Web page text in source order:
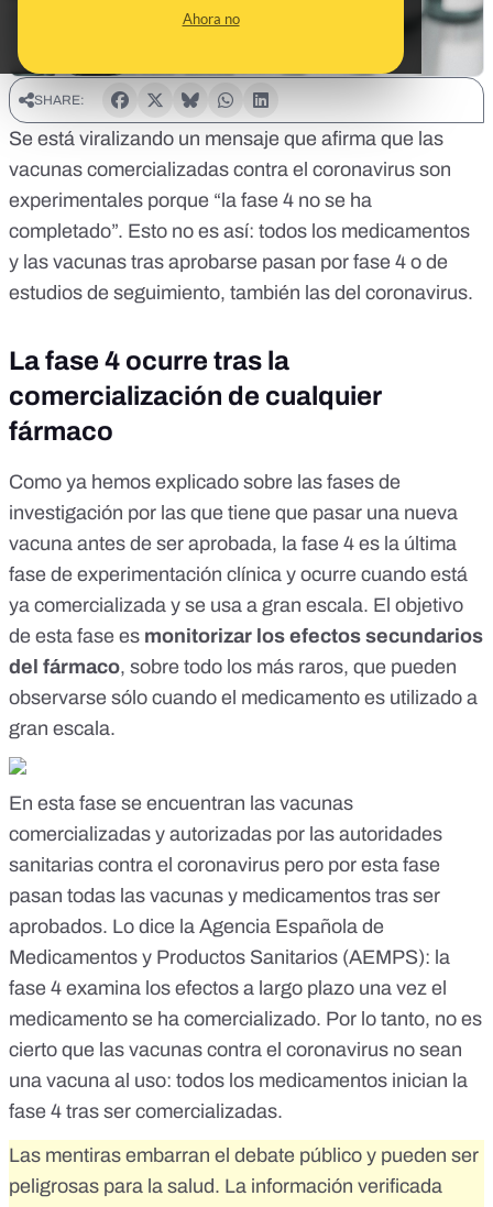
Ahora no
SHARE:
Se está viralizando un mensaje que afirma que las
vacunas comercializadas contra el coronavirus son
experimentales porque “la fase 4 no se ha
completado”. Esto no es así: todos los medicamentos
y las vacunas tras aprobarse pasan por fase 4 o de
estudios de seguimiento, también las del coronavirus.
La fase 4 ocurre tras la
comercialización de cualquier
fármaco
Como ya hemos explicado sobre las fases de
investigación por las que tiene que pasar una nueva
vacuna antes de ser aprobada, la fase 4 es la última
fase de experimentación clínica y ocurre cuando está
ya comercializada y se usa a gran escala. El objetivo
de esta fase es monitorizar los efectos secundarios
del fármaco, sobre todo los más raros, que pueden
observarse sólo cuando el medicamento es utilizado a
gran escala.
En esta fase se encuentran las vacunas
comercializadas y autorizadas por las autoridades
sanitarias contra el coronavirus pero por esta fase
pasan todas las vacunas y medicamentos tras ser
aprobados. Lo dice la Agencia Española de
Medicamentos y Productos Sanitarios (AEMPS): la
fase 4 examina los efectos a largo plazo una vez el
medicamento se ha comercializado. Por lo tanto, no es
cierto que las vacunas contra el coronavirus no sean
una vacuna al uso: todos los medicamentos inician la
fase 4 tras ser comercializadas.
Las mentiras embarran el debate público y pueden ser
peligrosas para la salud. La información verificada